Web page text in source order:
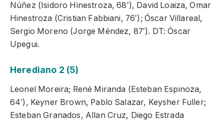
Núñez (Isidoro Hinestroza, 68′), David Loaiza, Omar
Hinestroza (Cristian Fabbiani, 76′); Óscar Villareal,
Sergio Moreno (Jorge Méndez, 87′). DT: Óscar
Upegui.
Herediano 2 (5)
Leonel Moreira; René Miranda (Esteban Espinoza,
64′), Keyner Brown, Pablo Salazar, Keysher Fuller;
Esteban Granados, Allan Cruz, Diego Estrada